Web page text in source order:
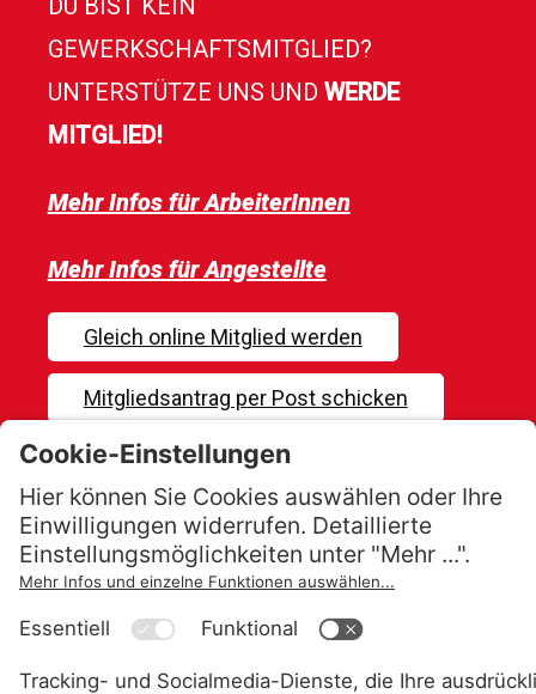
DU BIST KEIN
GEWERKSCHAFTSMITGLIED?
UNTERSTÜTZE UNS UND WERDE
MITGLIED!
Mehr Infos für ArbeiterInnen
Mehr Infos für Angestellte
Gleich online Mitglied werden
Mitgliedsantrag per Post schicken
Was kostet die Mitgliedschaft?
Du zahlst nur1%von deinem
Bruttolohnoder von deinem
Bruttolehrlingseinkommen.Du kannst
deine Mitgliedschaftjederzeitund